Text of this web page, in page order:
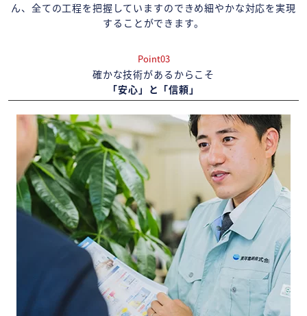
ん、全ての工程を把握していますのできめ細やかな対応を実現
することができます。
Point03
確かな技術があるからこそ
「安心」と「信頼」